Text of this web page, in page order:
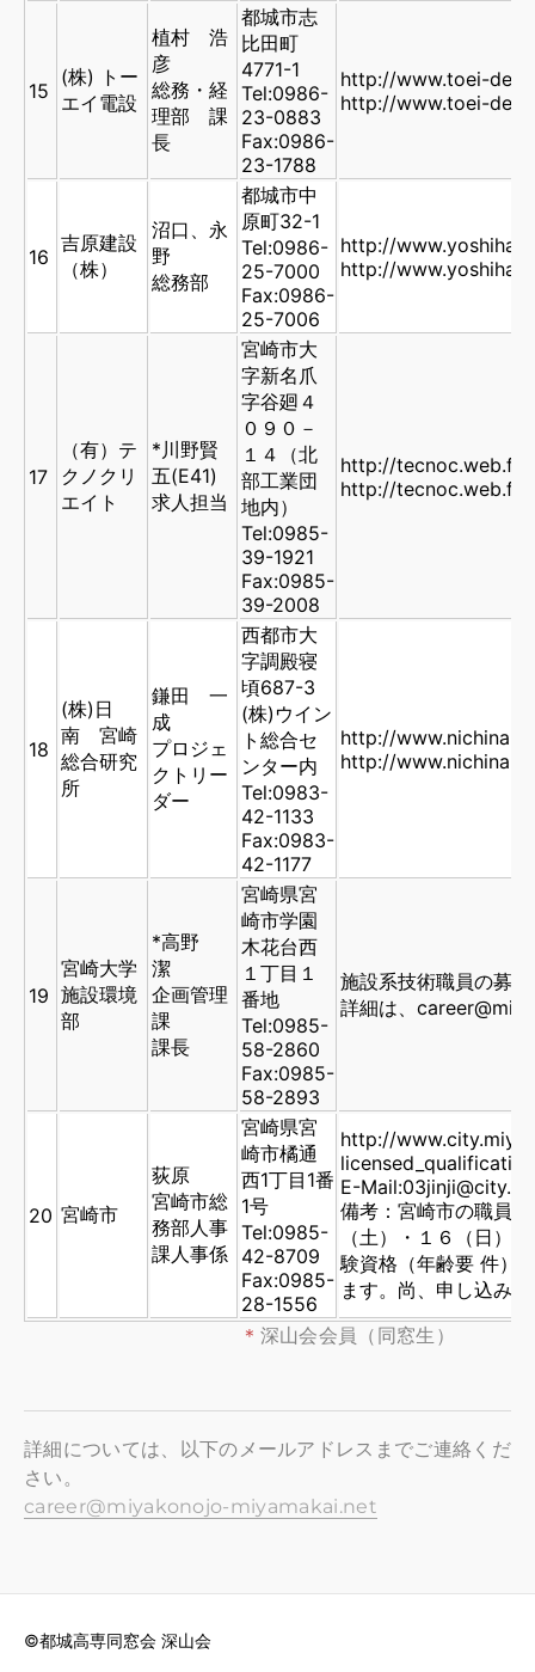
15
(株) トー
エイ電設
植村 浩
彦
総務・経
理部 課
長
都城市志
比田町
4771-1
Tel:0986-
23-0883
Fax:0986-
23-1788
http://www.toei-
http://www.toei-
16
吉原建設
（株）
沼口、永
野
総務部
都城市中
原町32-1
Tel:0986-
25-7000
Fax:0986-
25-7006
http://
http://
17
（有）テ
クノクリ
エイト
*川野賢
五(E41)
求人担当
宮崎市大
字新名爪
字谷廻４
０９０－
１４（北
部工業団
地内）
Tel:0985-
39-1921
Fax:0985-
39-2008
http://
http://
18
(株)日
南 宮崎
総合研究
所
鎌田 一
成
プロジェ
クトリー
ダー
西都市大
字調殿寝
頃687-3
(株)ウイン
ト総合セ
ンター内
Tel:0983-
42-1133
Fax:0983-
42-1177
http://
http://
19
宮崎大学
施設環境
部
*高野
潔
企画管理
課
課長
宮崎県宮
崎市学園
木花台西
１丁目１
番地
Tel:0985-
58-2860
Fax:0985-
58-2893
施設系技術職員の募集
詳細は、
20 宮崎市
荻原
宮崎市総
務部人事
課人事係
宮崎県宮
崎市橘通
西1丁目1番
1号
Tel:0985-
42-8709
Fax:0985-
28-1556
http://
E-
備考：宮崎市の職員
（土）・１６（日）
験資格（年齢要 件）
ます。尚、申し込み
＊ 深山会会員（同窓生）
詳細については、以下のメールアドレスまでご連絡くだ
さい。
career@​miyakonojo-miyamakai.net
©都城高専同窓会 深山会